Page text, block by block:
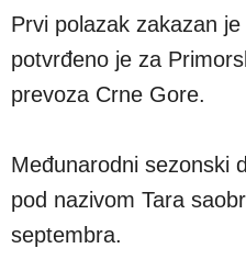
Prvi polazak zakazan
potvrđeno je za
prevoza Crne Gore.
Međunarodni sezonski
pod nazivom Tara
septembra.